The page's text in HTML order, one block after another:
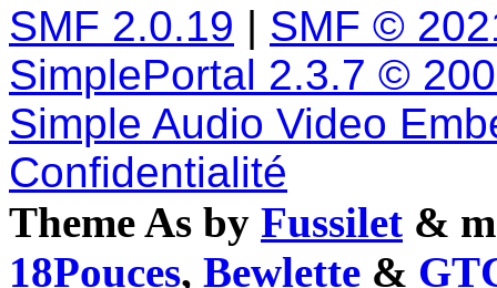
SMF 2.0.19 | SMF ©
SimplePortal 2.3.7 ©
Simple Audio Video
Confidentialité
Theme As by Fussilet &
18Pouces, Bewlette &